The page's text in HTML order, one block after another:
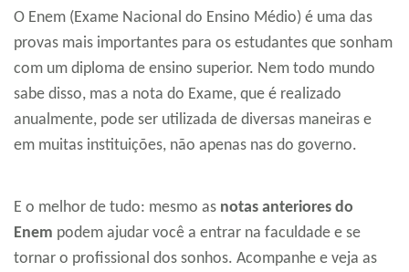
O Enem (Exame Nacional do Ensino Médio) é uma das
provas mais importantes para os estudantes que sonham
com um diploma de ensino superior. Nem todo mundo
sabe disso, mas a nota do Exame, que é realizado
anualmente, pode ser utilizada de diversas maneiras e
em muitas instituições, não apenas nas do governo.
E o melhor de tudo: mesmo as notas anteriores do
Enem podem ajudar você a entrar na faculdade e se
tornar o profissional dos sonhos. Acompanhe e veja as